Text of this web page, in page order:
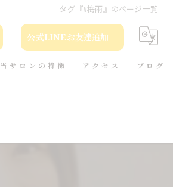
タグ『#梅雨』のページ一覧
公式LINEお友達追加
当サロンの特徴 アクセス ブログ